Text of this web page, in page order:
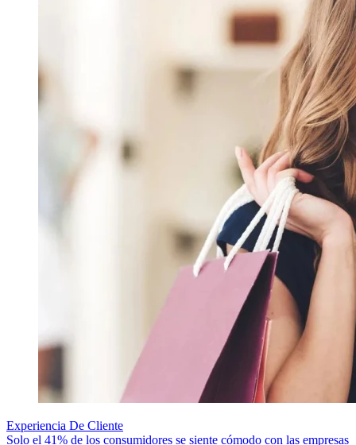
Experiencia De Cliente
Solo el 41% de los consumidores se siente cómodo con las empresas